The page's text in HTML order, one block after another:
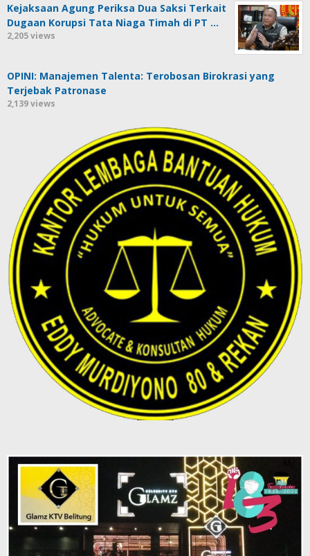
Kejaksaan Agung Periksa Dua Saksi Terkait
Dugaan Korupsi Tata Niaga Timah di PT …
2,205 views
OPINI: Manajemen Talenta: Terobosan Birokrasi yang
Terjebak Patronase
2,139 views